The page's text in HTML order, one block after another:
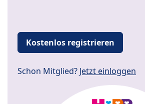
Kostenlos registrieren
Schon Mitglied? Jetzt einloggen